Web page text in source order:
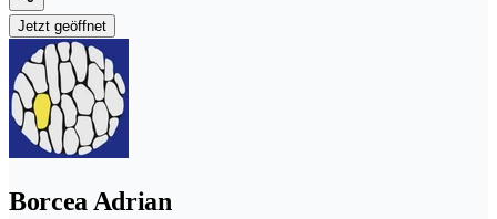
Jetzt geöffnet
Borcea Adrian